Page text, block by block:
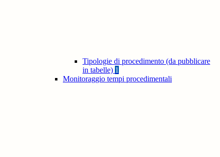
Tipologie di procedimento (da pubblicare
in tabelle) 1
Monitoraggio tempi procedimentali